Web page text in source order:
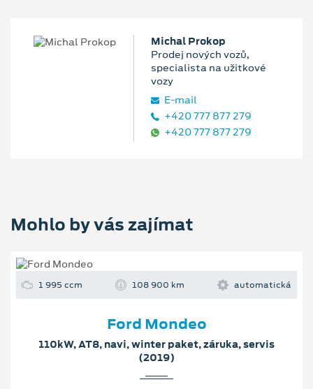
Michal Prokop
Prodej nových vozů,
specialista na užitkové
vozy
E‑mail
+420 777 877 279
+420 777 877 279
Mohlo by vás zajímat
1 995 ccm 108 900 km automatická
Ford Mondeo
110kW, AT8, navi, winter paket, záruka, servis
(2019)